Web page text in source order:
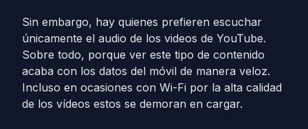
Sin embargo, hay quienes prefieren escuchar
únicamente el audio de los videos de YouTube.
Sobre todo, porque ver este tipo de contenido
acaba con los datos del móvil de manera veloz.
Incluso en ocasiones con Wi-Fi por la alta calidad
de los vídeos estos se demoran en cargar.